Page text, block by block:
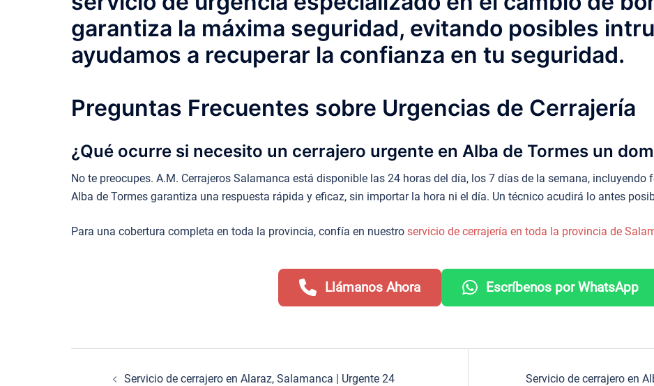
garantiza la máxima seguridad, evitando posibles
ayudamos a recuperar la confianza en tu seguridad.
Preguntas Frecuentes sobre Urgencias de Cerrajería
¿Qué ocurre si necesito un cerrajero urgente en Alba de Tormes un
No te preocupes. A.M. Cerrajeros Salamanca está disponible las 24 horas del día, los 7 días de la semana, incluyendo
Alba de Tormes garantiza una respuesta rápida y eficaz, sin importar la hora ni el día. Un técnico acudirá lo antes
Para una cobertura completa en toda la provincia, confía en nuestro servicio de cerrajería en toda la provincia de
Llámanos Ahora Escríbenos por WhatsApp
Navegación
Servicio de cerrajero en Alaraz, Salamanca | Urgente 24
Servicio de cerrajero en